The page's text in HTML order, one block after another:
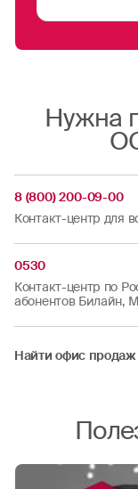
Нужна
8 (800) 200-09-00
Контакт-центр для
0530
Контакт-центр по
абонентов Билайн,
Найти офис продаж